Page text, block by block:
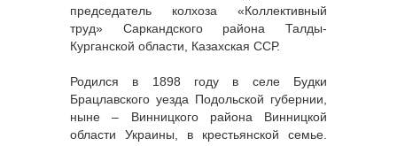
председатель колхоза «Коллективный
труд» Саркандского района Талды-
Курганской области, Казахская ССР.
Родился в 1898 году в селе Будки
Брацлавского уезда Подольской губернии,
ныне – Винницкого района Винницкой
области Украины, в крестьянской семье.